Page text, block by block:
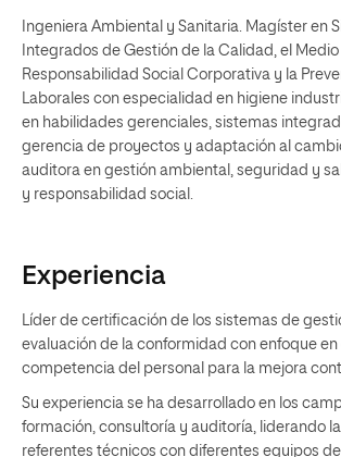
Ingeniera Ambiental y Sanitaria. Magíster en
Integrados de Gestión de la Calidad, el
Responsabilidad Social Corporativa y la
Laborales con especialidad en higiene
en habilidades gerenciales, sistemas
gerencia de proyectos y adaptación al
auditora en gestión ambiental, seguridad y
y responsabilidad social.
Experiencia
Líder de certificación de los sistemas de
evaluación de la conformidad con enfoque
competencia del personal para la mejora
Su experiencia se ha desarrollado en los
formación, consultoría y auditoría, liderando
referentes técnicos con diferentes equipos